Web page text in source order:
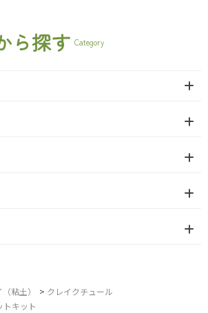
ら探す Category
粘土） > クレイクチュール
トキット